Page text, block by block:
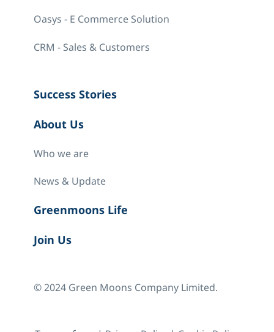
Oasys - E Commerce Solution
CRM - Sales & Customers
Success Stories
About Us
Who we are
News & Update
Greenmoons Life
Join Us
© 2024 Green Moons Company Limited.